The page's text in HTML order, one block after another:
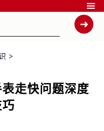

>
走快问题深度